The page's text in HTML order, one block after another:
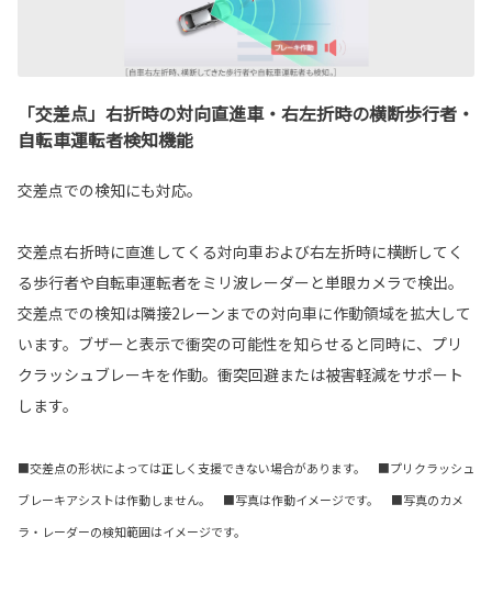
「交差点」右折時の対向直進車・右左折時の横断歩行者・
自転車運転者検知機能
交差点での検知にも対応。
交差点右折時に直進してくる対向車および右左折時に横断してく
る歩行者や自転車運転者をミリ波レーダーと単眼カメラで検出。
交差点での検知は隣接2レーンまでの対向車に作動領域を拡大して
います。ブザーと表示で衝突の可能性を知らせると同時に、プリ
クラッシュブレーキを作動。衝突回避または被害軽減をサポート
します。
■交差点の形状によっては正しく支援できない場合があります。 ■プリクラッシュ
ブレーキアシストは作動しません。 ■写真は作動イメージです。 ■写真のカメ
ラ・レーダーの検知範囲はイメージです。